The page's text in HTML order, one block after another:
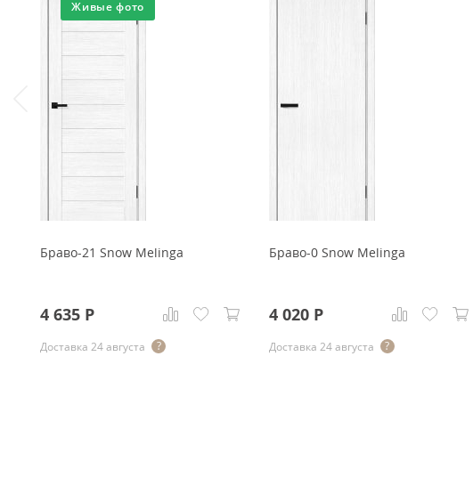
Живые фото
Браво-21 Snow Melinga
4 635 Р
Доставка 24 августа
Браво-0 Snow Melinga
4 020Р
Доставка 24 августа